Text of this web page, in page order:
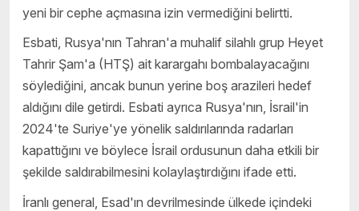
yeni bir cephe açmasına izin vermediğini belirtti.
Esbati, Rusya'nın Tahran'a muhalif silahlı grup Heyet
Tahrir Şam'a (HTŞ) ait karargahı bombalayacağını
söylediğini, ancak bunun yerine boş arazileri hedef
aldığını dile getirdi. Esbati ayrıca Rusya'nın, İsrail'in
2024'te Suriye'ye yönelik saldırılarında radarları
kapattığını ve böylece İsrail ordusunun daha etkili bir
şekilde saldırabilmesini kolaylaştırdığını ifade etti.
İranlı general, Esad'ın devrilmesinde ülkede içindeki